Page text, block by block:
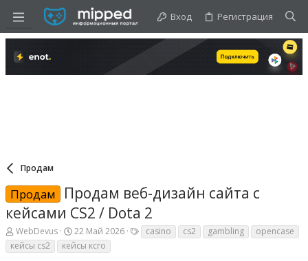
Вход Регистрация
Продам
Продам
Продам веб-дизайн сайта с
кейсами CS2 / Dota 2
А
в
т
WebDevus
Д
а
т
22 Май 2026
Т
е
casino cs2 gambling
opencase
кейсы cs2
кейсы ксго